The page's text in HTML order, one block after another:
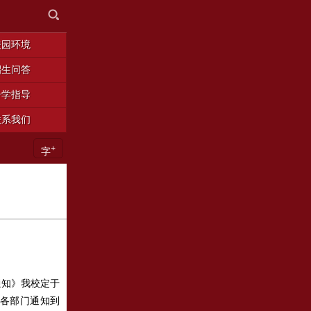
环境
问答
指导
我们
字+
》我校定于
部门通知到